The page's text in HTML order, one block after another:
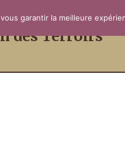
des Terroirs
garantir la meilleure